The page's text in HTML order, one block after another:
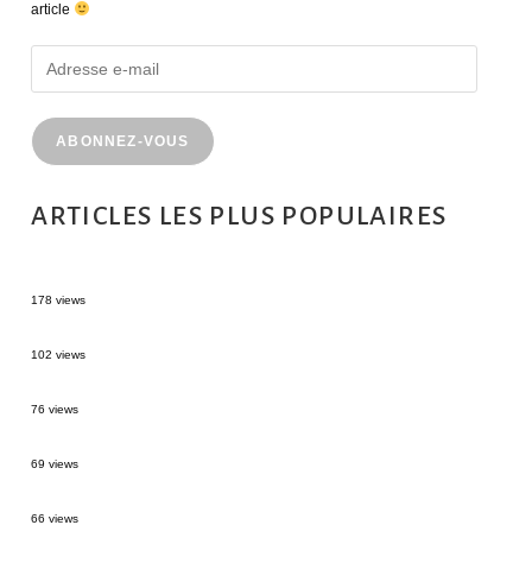
article
ABONNEZ-VOUS
ARTICLES LES PLUS POPULAIRES
178 views
102 views
76 views
69 views
66 views